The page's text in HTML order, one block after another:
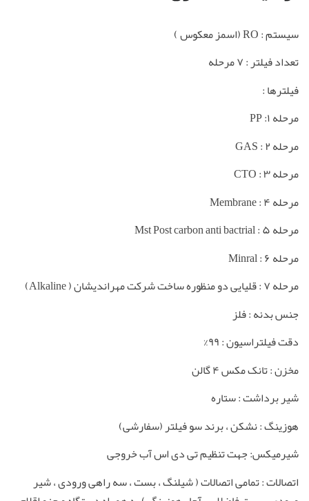
سیستم : RO (اسمز معکوس )
تعداد فیلتر : ۷ مرحله
فیلترها :
مرحله ۱: PP
مرحله ۲ : GAS
مرحله ۳ : CTO
مرحله ۴ : Membrane
مرحله ۵ : Mst Post carbon anti bactrial
مرحله ۶ : Minral
مرحله ۷ : قلیایی دو منظوره ساخت شرکت مهراندیشان ( Alkaline)
جنس بدنه : فلز
دقت فیلتراسیون : ۹۹%
مخزن : تانک مکس ۴ گالن
شیر برداشت : ستاره
هوزینگ : نشکن ، برند سو فیلتر (سفارشی)
شیرمیکس: جهت تنظیم تی دی اس آب خروجی
اتصالات : تمامی اتصالات ( شیلنگ ، بست ، سه راهی ورودی ، شیر